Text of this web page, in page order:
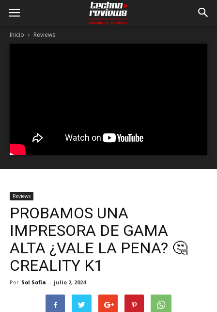
Inicio Reviews
Reviews
PROBAMOS UNA
IMPRESORA DE GAMA
ALTA ¿VALE LA PENA? 🤔
CREALITY K1
Por Sol Sofia - julio 2, 2024